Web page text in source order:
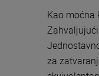
Kao moćna
za